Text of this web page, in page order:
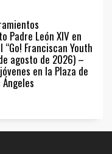
Padre León XIV en
Franciscan Youth
agosto de 2026) –
en la Plaza de